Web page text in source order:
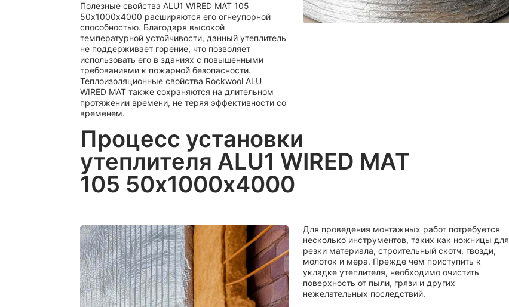
Полезные свойства ALU1 WIRED MAT 105
50х1000х4000 расширяются его огнеупорной
способностью. Благодаря высокой
температурной устойчивости, данный утеплитель
не поддерживает горение, что позволяет
использовать его в зданиях с повышенными
требованиями к пожарной безопасности.
Теплоизоляционные свойства Rockwool ALU
WIRED MAT также сохраняются на длительном
протяжении времени, не теряя эффективности со
временем.
Процесс установки
утеплителя ALU1 WIRED MAT
105 50х1000х4000
Для проведения монтажных работ потребуется
несколько инструментов, таких как ножницы для
резки материала, строительный скотч, гвозди,
молоток и мера. Прежде чем приступить к
укладке утеплителя, необходимо очистить
поверхность от пыли, грязи и других
нежелательных последствий.